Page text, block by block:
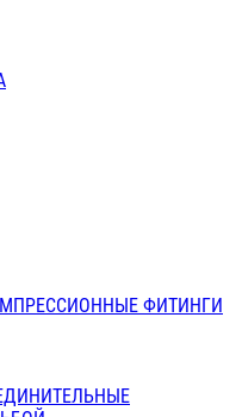
ФИТИНГИ